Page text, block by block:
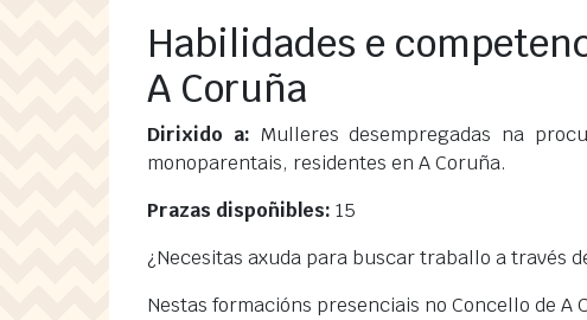
Habilidades e
A Coruña
Dirixido a: Mulleres desempregadas na
monoparentais, residentes en A Coruña.
Prazas dispoñibles: 15
¿Necesitas axuda para buscar traballo a través
Nestas formacións presenciais no Concello de